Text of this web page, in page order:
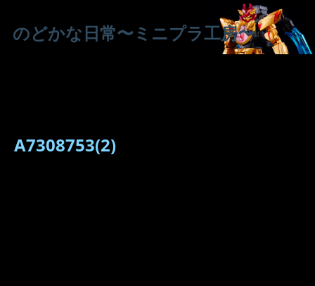
のどかな日常〜ミニプラ工房〜
A7308753(2)